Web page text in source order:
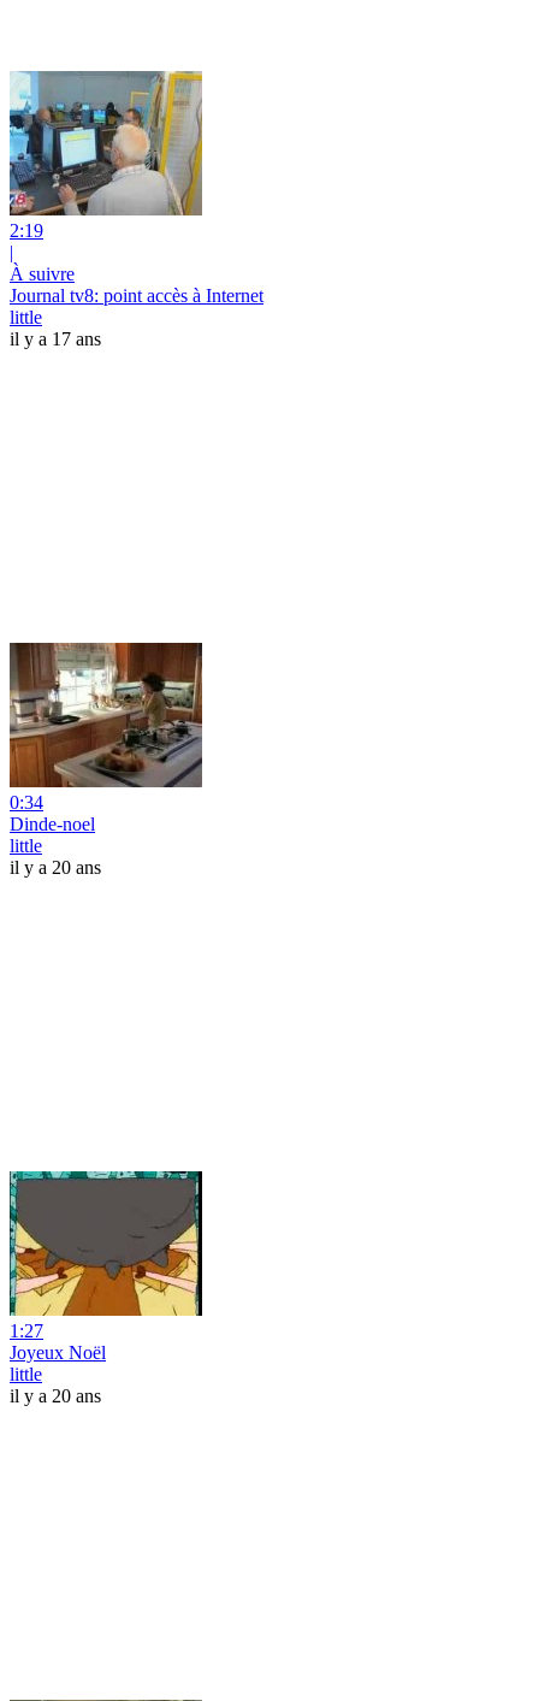
2:19
|
À suivre
Journal tv8: point accès à Internet
little
il y a 17 ans
0:34
Dinde-noel
little
il y a 20 ans
1:27
Joyeux Noël
little
il y a 20 ans